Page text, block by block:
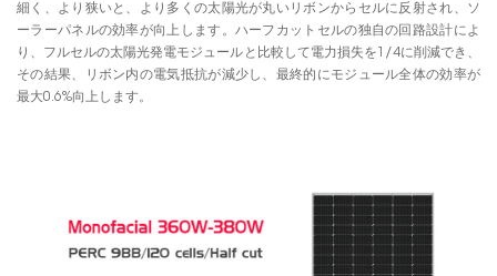
細く、より狭いと、より多くの太陽光が丸いリボンからセルに反射され、ソ
ーラーパネルの効率が向上します。ハーフカットセルの独自の回路設計によ
り、フルセルの太陽光発電モジュールと比較して電力損失を1/4に削減でき、
その結果、リボン内の電気抵抗が減少し、最終的にモジュール全体の効率が
最大0.6%向上します。